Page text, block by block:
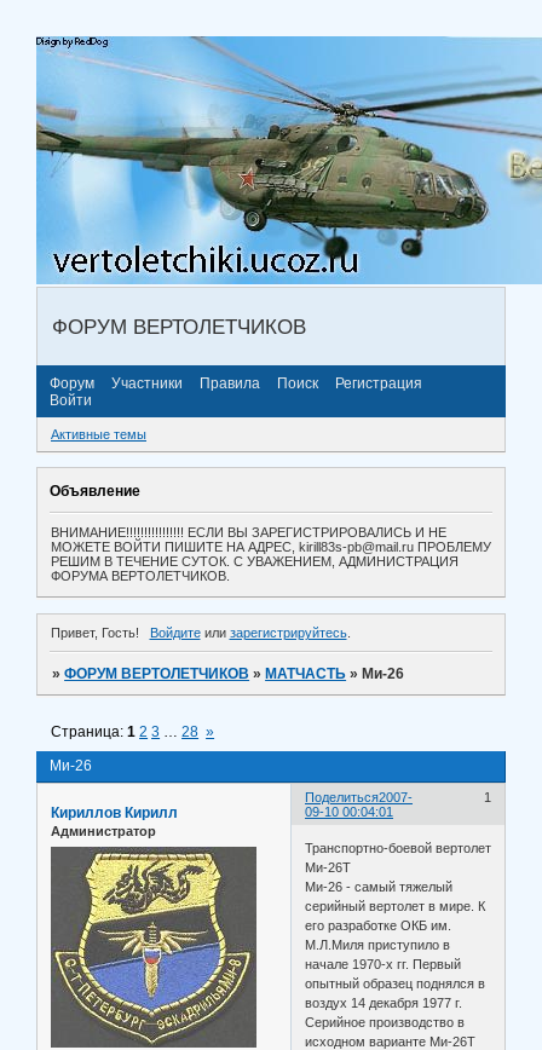
ФОРУМ ВЕРТОЛЕТЧИКОВ
Форум Участники Правила Поиск
Регистрация
Войти
Активные темы
Объявление
ВНИМАНИЕ!!!!!!!!!!!!!!!! ЕСЛИ ВЫ ЗАРЕГИСТРИРОВАЛИСЬ И НЕ
МОЖЕТЕ ВОЙТИ ПИШИТЕ НА АДРЕС, kirill83s-pb@mail.ru ПРОБЛЕМУ
РЕШИМ В ТЕЧЕНИЕ СУТОК. С УВАЖЕНИЕМ, АДМИНИСТРАЦИЯ
ФОРУМА ВЕРТОЛЕТЧИКОВ.
Привет, Гость! Войдитеили зарегистрируйтесь.
»ФОРУМ ВЕРТОЛЕТЧИКОВ » МАТЧАСТЬ » Ми-26
Ми-26
Страница:1 2 3 … 28 »
Поделиться 1
2007-
09-10 00:04:01
Кириллов Кирилл
Администратор
Транспортно-боевой вертолет
Ми-26Т
Ми-26 - самый тяжелый
серийный вертолет в мире. К
его разработке ОКБ им.
М.Л.Миля приступило в
начале 1970-х гг. Первый
опытный образец поднялся в
воздух 14 декабря 1977 г.
Серийное производство в
исходном варианте Ми-26Т